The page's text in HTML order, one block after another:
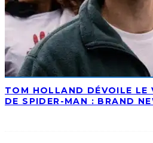
TOM HOLLAND DÉVOILE LE
DE SPIDER-MAN : BRAND